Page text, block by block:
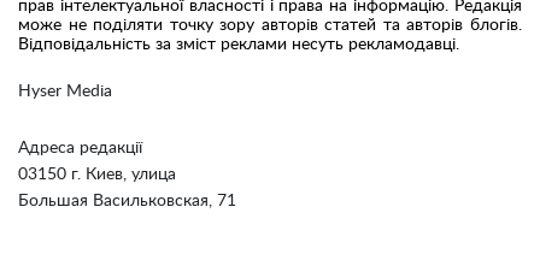
Hyser Media
Адреса редакції
03150 г. Киев, улица
Большая Васильковская, 71
прав інтелектуальної власності і права на інформацію. Редакція
може не поділяти точку зору авторів статей та авторів блогів.
Відповідальність за зміст реклами несуть рекламодавці.